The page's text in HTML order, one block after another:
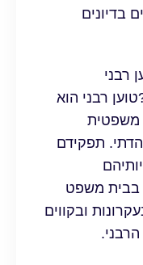
בדיונים
רבני
רבני הוא
משפטית
תפקידם
בבית משפט
ובקווים